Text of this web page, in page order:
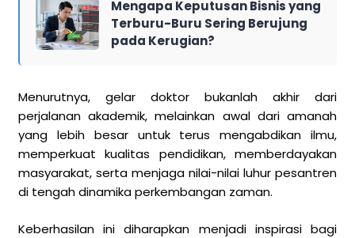
Mengapa Keputusan Bisnis yang
Terburu-Buru Sering Berujung
pada Kerugian?
Menurutnya, gelar doktor bukanlah akhir dari
perjalanan akademik, melainkan awal dari amanah
yang lebih besar untuk terus mengabdikan ilmu,
memperkuat kualitas pendidikan, memberdayakan
masyarakat, serta menjaga nilai-nilai luhur pesantren
di tengah dinamika perkembangan zaman.
Keberhasilan ini diharapkan menjadi inspirasi bagi